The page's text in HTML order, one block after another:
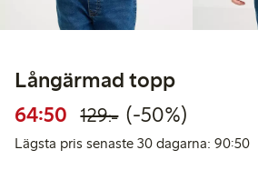
Långärmad topp
64:50 Rabatterat pris:
129:-Ordinarie pris:
50% rabatt
(-50%)
Lägsta pris senaste 30 dagarna: 90:50